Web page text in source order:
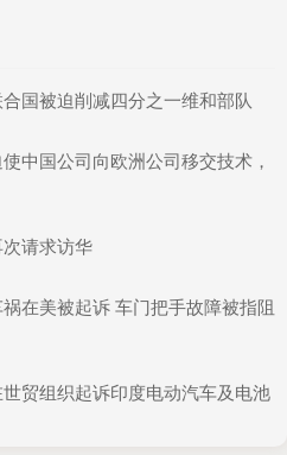
国被迫削减四分之一维和部队
中国公司向欧洲公司移交技术，
请求访华
在美被起诉 车门把手故障被指阻
贸组织起诉印度电动汽车及电池